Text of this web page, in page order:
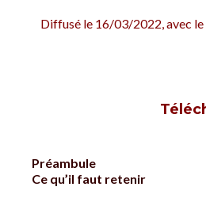
Diffusé le 16/03/2022, avec le
Préambule
Ce qu’il faut retenir